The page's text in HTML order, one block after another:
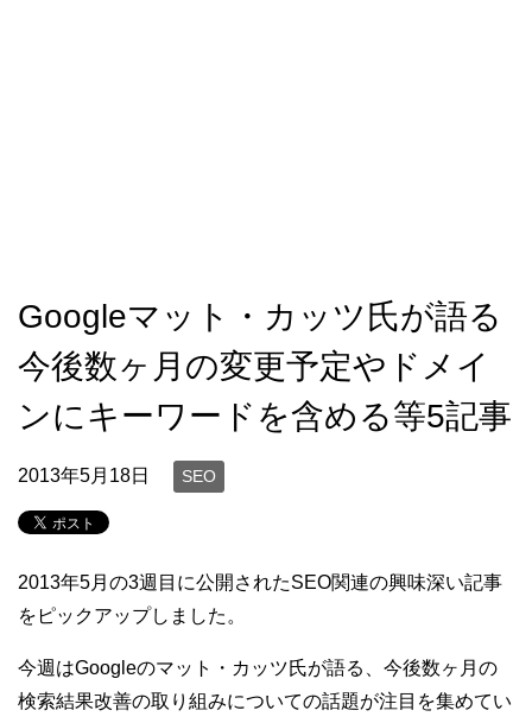
Googleマット・カッツ氏が語る
今後数ヶ月の変更予定やドメイ
ンにキーワードを含める等5記事
2013年5月18日 SEO
2013年5月の3週目に公開されたSEO関連の興味深い記事
をピックアップしました。
今週はGoogleのマット・カッツ氏が語る、今後数ヶ月の
検索結果改善の取り組みについての話題が注目を集めてい